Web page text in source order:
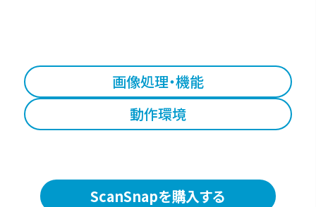
画像処理・機能
動作環境
ScanSnapを購入する